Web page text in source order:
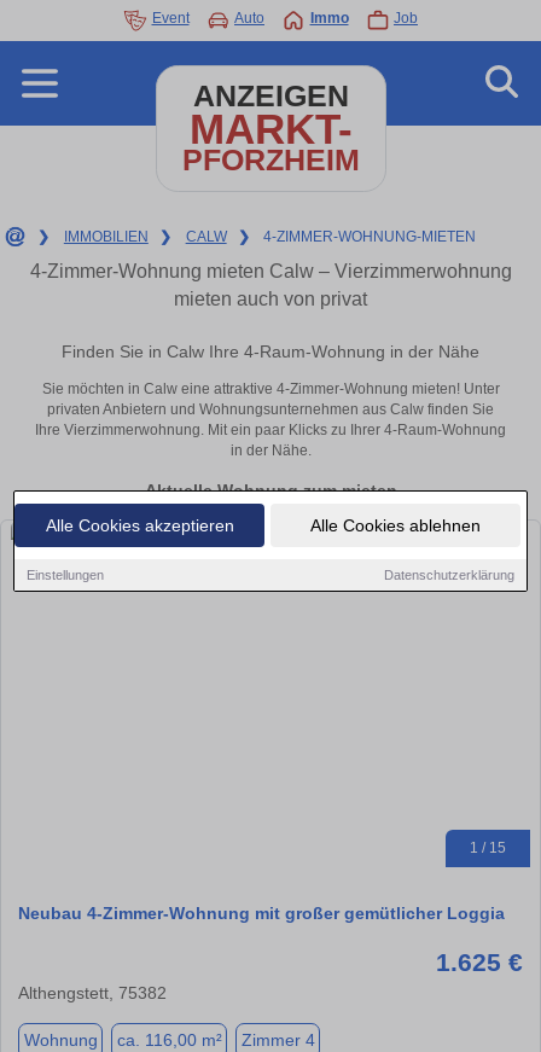
Alle Cookies akzeptieren Alle Cookies ablehnen
Einstellungen Datenschutzerklärung
Event Auto Immo Job
ANZEIGEN
MARKT-
PFORZHEIM
❯ IMMOBILIEN ❯ CALW ❯ 4-ZIMMER-WOHNUNG-MIETEN
4-Zimmer-Wohnung mieten Calw – Vierzimmerwohnung
mieten auch von privat
Finden Sie in Calw Ihre 4-Raum-Wohnung in der Nähe
Sie möchten in Calw eine attraktive 4-Zimmer-Wohnung mieten! Unter
privaten Anbietern und Wohnungsunternehmen aus Calw finden Sie
Ihre Vierzimmerwohnung. Mit ein paar Klicks zu Ihrer 4-Raum-Wohnung
in der Nähe.
Aktuelle Wohnung zum mieten
1 / 15
Neubau 4-Zimmer-Wohnung mit großer gemütlicher Loggia
1.625 €
Althengstett, 75382
Wohnung ca. 116,00 m² Zimmer 4